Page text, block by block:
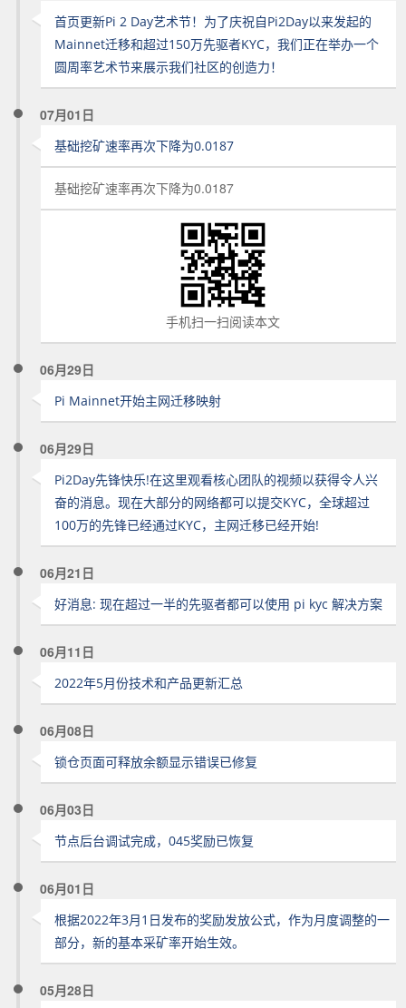
首页更新Pi 2 Day艺术节！为了庆祝自Pi2Day以来发起的
Mainnet迁移和超过150万先驱者KYC，我们正在举办一个
圆周率艺术节来展示我们社区的创造力！
07月01日
基础挖矿速率再次下降为0.0187
基础挖矿速率再次下降为0.0187
手机扫一扫阅读本文
06月29日
Pi Mainnet开始主网迁移映射
06月29日
Pi2Day先锋快乐!在这里观看核心团队的视频以获得令人兴
奋的消息。现在大部分的网络都可以提交KYC，全球超过
100万的先锋已经通过KYC，主网迁移已经开始!
06月21日
好消息: 现在超过一半的先驱者都可以使用 pi kyc 解决方案
06月11日
2022年5月份技术和产品更新汇总
06月08日
锁仓页面可释放余额显示错误已修复
06月03日
节点后台调试完成，045奖励已恢复
06月01日
根据2022年3月1日发布的奖励发放公式，作为月度调整的一
部分，新的基本采矿率开始生效。
05月28日